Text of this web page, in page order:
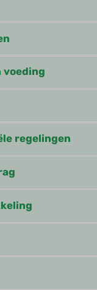
voeding
regelingen